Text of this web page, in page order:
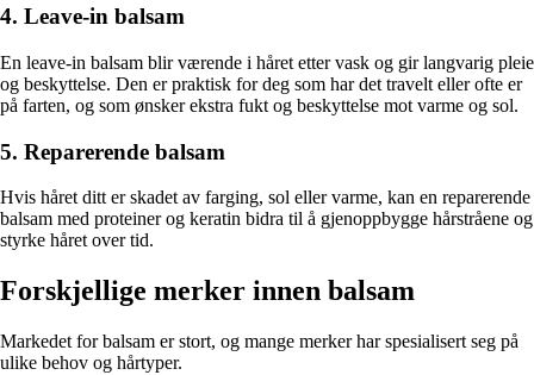
4. Leave-in balsam
En leave-in balsam blir værende i håret etter vask og gir langvarig pleie
og beskyttelse. Den er praktisk for deg som har det travelt eller ofte er
på farten, og som ønsker ekstra fukt og beskyttelse mot varme og sol.
5. Reparerende balsam
Hvis håret ditt er skadet av farging, sol eller varme, kan en reparerende
balsam med proteiner og keratin bidra til å gjenoppbygge hårstråene og
styrke håret over tid.
Forskjellige merker innen balsam
Markedet for balsam er stort, og mange merker har spesialisert seg på
ulike behov og hårtyper.